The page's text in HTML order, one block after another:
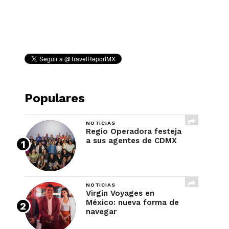
Populares
NOTICIAS
Regio Operadora festeja
a sus agentes de CDMX
NOTICIAS
Virgin Voyages en
México: nueva forma de
navegar